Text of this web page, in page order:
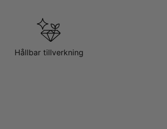
Hållbar tillverkning